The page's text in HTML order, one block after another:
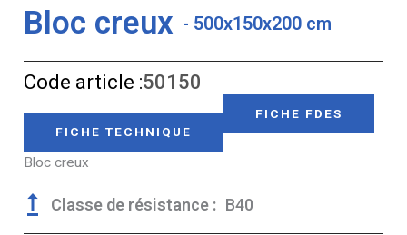
Bloc creux - 500x150x200 cm
Code article :50150
FICHE TECHNIQUE
FICHE FDES
Bloc creux
Classe de résistance : B40